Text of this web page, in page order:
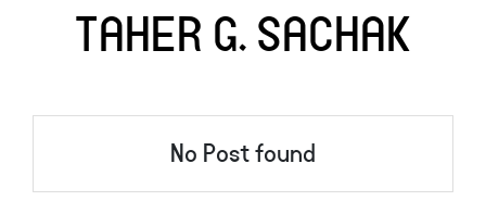
TAHER G. SACHAK
No Post found